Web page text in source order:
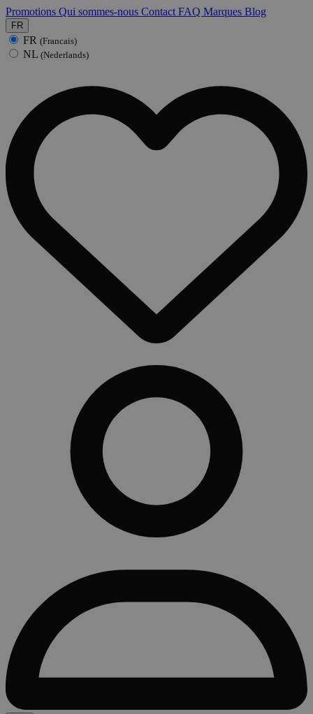
Promotions Qui sommes-nous Contact FAQ Marques Blog
FR
FR (Francais)
NL (Nederlands)